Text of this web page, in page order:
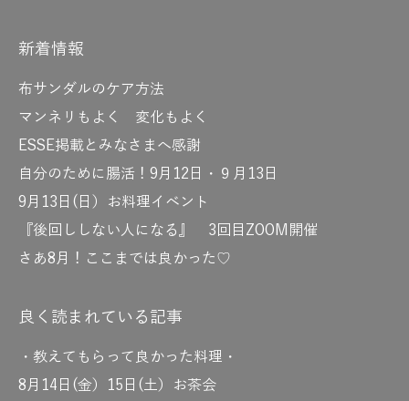
新着情報
布サンダルのケア方法
マンネリもよく 変化もよく
ESSE掲載とみなさまへ感謝
自分のために腸活！9月12日・９月13日
9月13日(日）お料理イベント
『後回ししない人になる』 3回目ZOOM開催
さあ8月！ここまでは良かった♡
良く読まれている記事
・教えてもらって良かった料理・
8月14日(金）15日(土）お茶会